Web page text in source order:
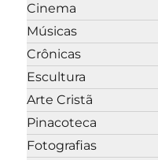
Cinema
Músicas
Crônicas
Escultura
Arte Cristã
Pinacoteca
Fotografias